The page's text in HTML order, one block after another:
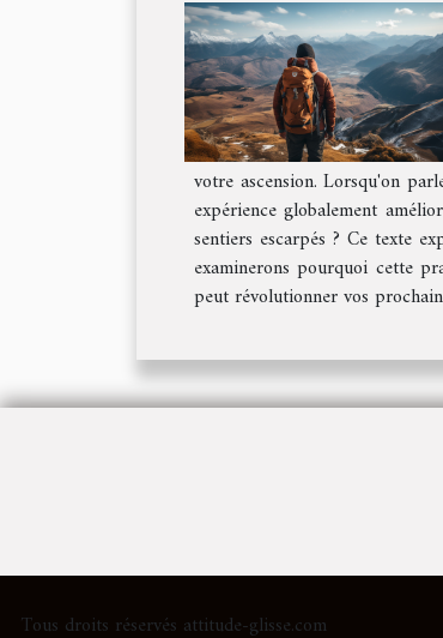
votre ascension. Lorsqu'on
expérience globalement
sentiers escarpés ? Ce texte
examinerons pourquoi cette
peut révolutionner vos
Tous droits réservés attitude-glisse.com